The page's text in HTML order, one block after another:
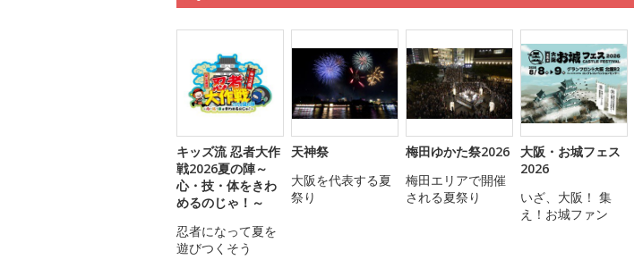
キッズ流 忍者大作
戦2026夏の陣～
心・技・体をきわ
めるのじゃ！～
忍者になって夏を
遊びつくそう
天神祭
大阪を代表する夏
祭り
梅田ゆかた祭2026
梅田エリアで開催
される夏祭り
大阪・お城フェス
2026
いざ、大阪！ 集
え！お城ファン